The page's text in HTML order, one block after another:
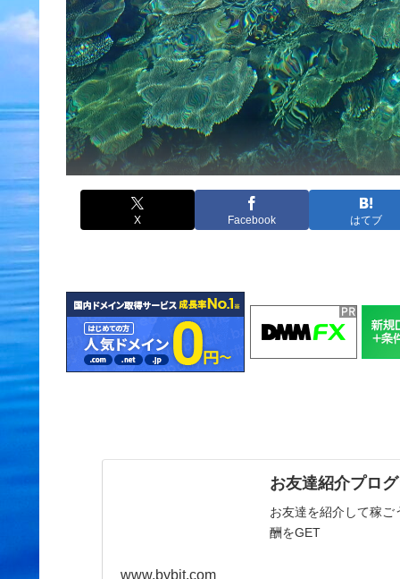
X Facebook はてブ
お友達紹介プロ
お友達を紹介して稼
酬をGET
www.bybit.com